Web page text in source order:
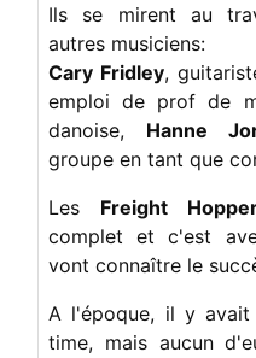
Ils se mirent au
autres musiciens:
Cary Fridley,
emploi de prof de
danoise, Hanne
groupe en tant que
Les Freight
complet et c'est
vont connaître le
A l'époque, il y avait
time, mais aucun